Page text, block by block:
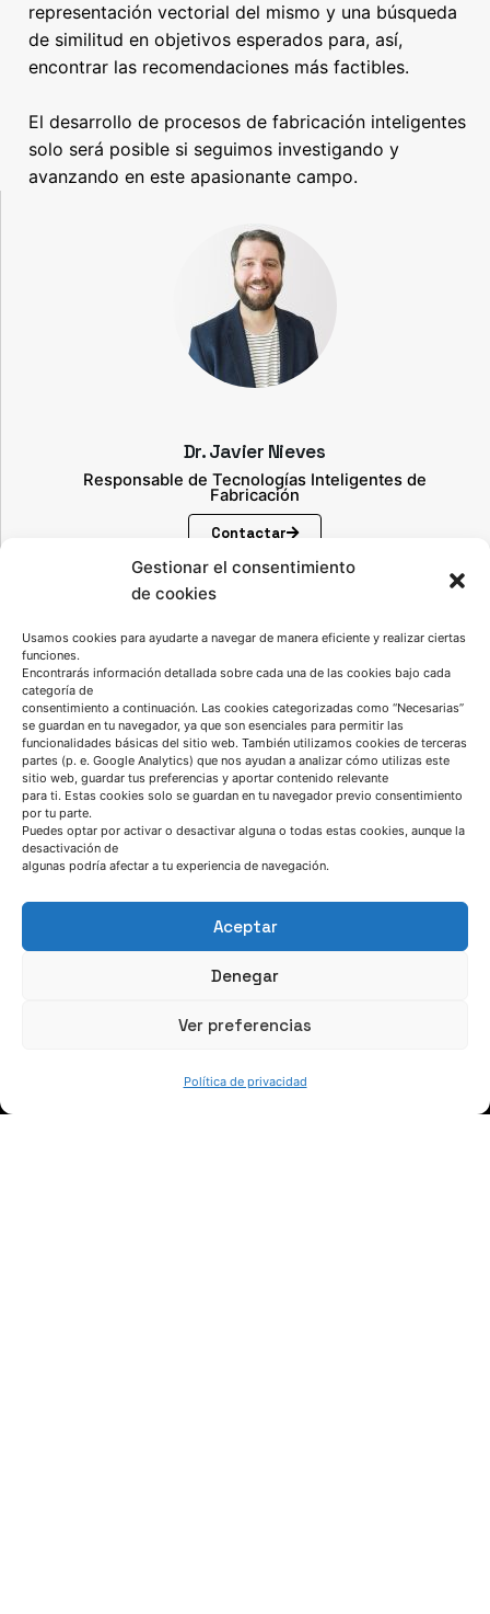
Gestionar el consentimiento
de cookies
Usamos cookies para ayudarte a navegar de manera eficiente y realizar ciertas
funciones.
Encontrarás información detallada sobre cada una de las cookies bajo cada
categoría de
consentimiento a continuación. Las cookies categorizadas como “Necesarias”
se guardan en tu navegador, ya que son esenciales para permitir las
funcionalidades básicas del sitio web. También utilizamos cookies de terceras
partes (p. e. Google Analytics) que nos ayudan a analizar cómo utilizas este
sitio web, guardar tus preferencias y aportar contenido relevante
para ti. Estas cookies solo se guardan en tu navegador previo consentimiento
por tu parte.
Puedes optar por activar o desactivar alguna o todas estas cookies, aunque la
desactivación de
algunas podría afectar a tu experiencia de navegación.
Aceptar
Denegar
Ver preferencias
Política de privacidad
representación vectorial del mismo y una búsqueda
de similitud en objetivos esperados para, así,
encontrar las recomendaciones más factibles.
El desarrollo de procesos de fabricación inteligentes
solo será posible si seguimos investigando y
avanzando en este apasionante campo.
Dr. Javier Nieves
Responsable de Tecnologías Inteligentes de
Fabricación
Contactar
Contenidos relacionados
Tecnologías Inteligentes de Fabricación
Proyecto DIGIPRIN
Cómo llegar a AZTERLAN